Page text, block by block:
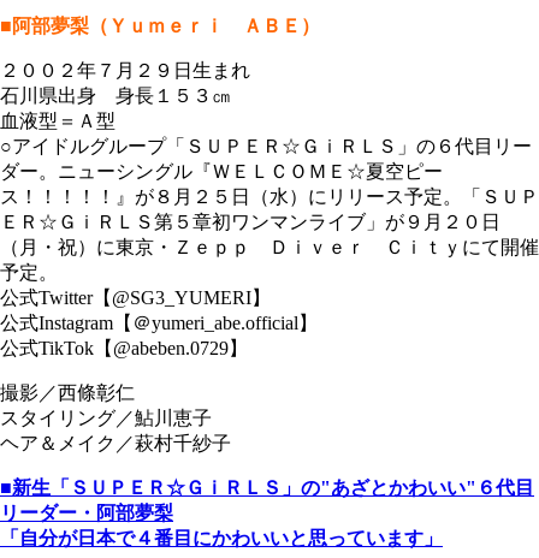
■阿部夢梨（Ｙｕｍｅｒｉ ＡＢＥ）
２００２年７月２９日生まれ
石川県出身 身長１５３㎝
血液型＝Ａ型
○アイドルグループ「ＳＵＰＥＲ☆ＧｉＲＬＳ」の６代目リー
ダー。ニューシングル『ＷＥＬＣＯＭＥ☆夏空ピー
ス！！！！！』が８月２５日（水）にリリース予定。「ＳＵＰ
ＥＲ☆ＧｉＲＬＳ第５章初ワンマンライブ」が９月２０日
（月・祝）に東京・Ｚｅｐｐ Ｄｉｖｅｒ Ｃｉｔｙにて開催
予定。
公式Twitter【@SG3_YUMERI】
公式Instagram【＠yumeri_abe.official】
公式TikTok【@abeben.0729】
撮影／西條彰仁
スタイリング／鮎川恵子
ヘア＆メイク／萩村千紗子
■新生「ＳＵＰＥＲ☆ＧｉＲＬＳ」の"あざとかわいい"６代目
リーダー・阿部夢梨
「自分が日本で４番目にかわいいと思っています」